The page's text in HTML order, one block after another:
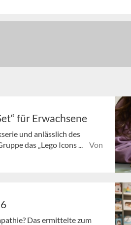
für Erwachsene
und anlässlich des
das „Lego Icons ...
Von
Das ermittelte zum